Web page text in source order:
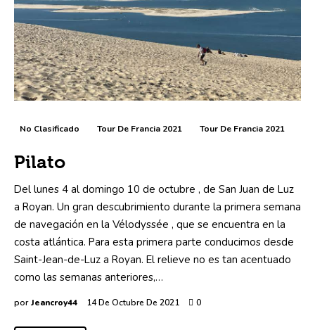
No Clasificado Tour De Francia 2021 Tour De Francia 2021
Pilato
Del lunes 4 al domingo 10 de octubre , de San Juan de Luz
a Royan. Un gran descubrimiento durante la primera semana
de navegación en la Vélodyssée , que se encuentra en la
costa atlántica. Para esta primera parte conducimos desde
Saint-Jean-de-Luz a Royan. El relieve no es tan acentuado
como las semanas anteriores,…
por Jeancroy44 14 De Octubre De 2021 0